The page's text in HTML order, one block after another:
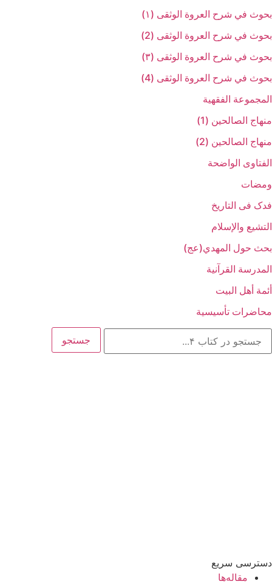
بحوث في شرح العروة الوثقی (۱)
بحوث في شرح العروة الوثقی (2)
بحوث في شرح العروة الوثقی (۳)
بحوث في شرح العروة الوثقی (4)
المجموعة الفقهیة
منهاج الصالحین (1)
منهاج الصالحین (2)
الفتاوی الواضحة
ومضات
فدک فی التاریخ
التشیع والإسلام
بحث حول المهدي(عج)
المدرسة القرآنیة
أئمة أهل البیت
محاضرات تأسیسیة
جستجو
برای:
جستجو
دسترسی سریع
مقاله‌ها